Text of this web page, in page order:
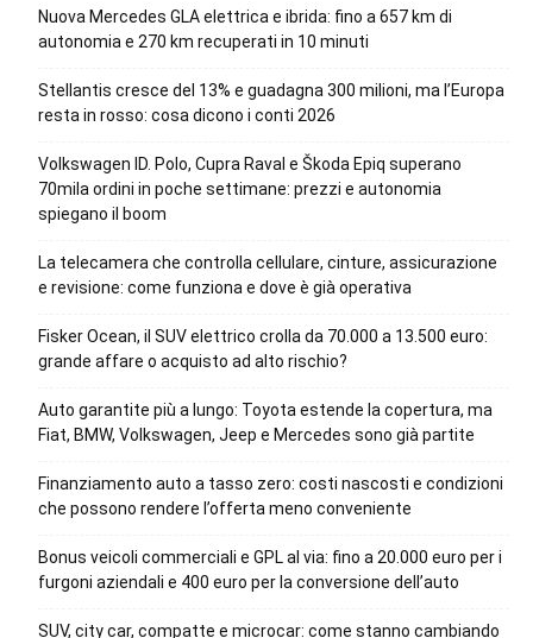
Nuova Mercedes GLA elettrica e ibrida: fino a 657 km di
autonomia e 270 km recuperati in 10 minuti
Stellantis cresce del 13% e guadagna 300 milioni, ma l’Europa
resta in rosso: cosa dicono i conti 2026
Volkswagen ID. Polo, Cupra Raval e Škoda Epiq superano
70mila ordini in poche settimane: prezzi e autonomia
spiegano il boom
La telecamera che controlla cellulare, cinture, assicurazione
e revisione: come funziona e dove è già operativa
Fisker Ocean, il SUV elettrico crolla da 70.000 a 13.500 euro:
grande affare o acquisto ad alto rischio?
Auto garantite più a lungo: Toyota estende la copertura, ma
Fiat, BMW, Volkswagen, Jeep e Mercedes sono già partite
Finanziamento auto a tasso zero: costi nascosti e condizioni
che possono rendere l’offerta meno conveniente
Bonus veicoli commerciali e GPL al via: fino a 20.000 euro per i
furgoni aziendali e 400 euro per la conversione dell’auto
SUV, city car, compatte e microcar: come stanno cambiando